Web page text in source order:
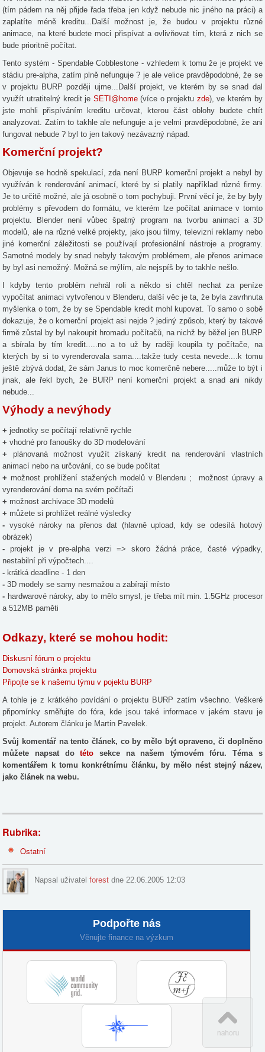
(tím pádem na něj přijde řada třeba jen když nebude nic jiného na práci) a
zaplatíte méně kreditu...Další možnost je, že budou v projektu různé
animace, na které budete moci přispívat a ovlivňovat tím, která z nich se
bude prioritně počítat.
Tento systém - Spendable Cobblestone - vzhledem k tomu že je projekt ve
stádiu pre-alpha, zatím plně nefunguje ? je ale velice pravděpodobné, že se
v projektu BURP později ujme...Další projekt, ve kterém by se snad dal
využít utratitelný kredit je SETI@home(více o projektu zde), ve kterém by
jste mohli přispíváním kreditu určovat, kterou část oblohy budete chtít
analyzovat. Zatím to takhle ale nefunguje a je velmi pravděpodobné, že ani
fungovat nebude ? byl to jen takový nezávazný nápad.
Komerční projekt?
Objevuje se hodně spekulací, zda není BURP komerční projekt a nebyl by
využíván k renderování animací, které by si platily například různé firmy.
Je to určitě možné, ale já osobně o tom pochybuji. První věcí je, že by byly
problémy s převodem do formátu, ve kterém lze počítat animace v tomto
projektu. Blender není vůbec špatný program na tvorbu animací a 3D
modelů, ale na různé velké projekty, jako jsou filmy, televizní reklamy nebo
jiné komerční záležitosti se používají profesionální nástroje a programy.
Samotné modely by snad nebyly takovým problémem, ale přenos animace
by byl asi nemožný. Možná se mýlím, ale nejspíš by to takhle nešlo.
I kdyby tento problém nehrál roli a někdo si chtěl nechat za peníze
vypočítat animaci vytvořenou v Blenderu, další věc je ta, že byla zavrhnuta
myšlenka o tom, že by se Spendable kredit mohl kupovat. To samo o sobě
dokazuje, že o komerční projekt asi nejde ? jediný způsob, který by takové
firmě zůstal by byl nakoupit hromadu počítačů, na nichž by běžel jen BURP
a sbírala by tím kredit.....no a to už by raději koupila ty počítače, na
kterých by si to vyrenderovala sama....takže tudy cesta nevede....k tomu
ještě zbývá dodat, že sám Janus to moc komerčně nebere.....může to být i
jinak, ale řekl bych, že BURP není komerční projekt a snad ani nikdy
nebude...
Výhody a nevýhody
+ jednotky se počítají relativně rychle
+ vhodné pro fanoušky do 3D modelování
+ plánovaná možnost využít získaný kredit na renderování vlastních
animací nebo na určování, co se bude počítat
+ možnost prohlížení stažených modelů v Blenderu ; možnost úpravy a
vyrenderování doma na svém počítači
+ možnost archivace 3D modelů
+ můžete si prohlížet reálné výsledky
- vysoké nároky na přenos dat (hlavně upload, kdy se odesílá hotový
obrázek)
- projekt je v pre-alpha verzi => skoro žádná práce, časté výpadky,
nestabilní při výpočtech....
- krátká deadline - 1 den
- 3D modely se samy nesmažou a zabírají místo
- hardwarové nároky, aby to mělo smysl, je třeba mít min. 1.5GHz procesor
a 512MB paměti
Odkazy, které se mohou hodit:
Diskusní fórum o projektu
Domovská stránka projektu
Připojte se k našemu týmu v pojektu BURP
A tohle je z krátkého povídání o projektu BURP zatím všechno. Veškeré
připomínky směřujte do fóra, kde jsou také informace v jakém stavu je
projekt. Autorem článku je Martin Pavelek.
Svůj komentář na tento článek, co by mělo být opraveno, či doplněno
můžete napsat dotéto sekce na našem týmovém fóru. Téma s
komentářem k tomu konkrétnímu článku, by mělo nést stejný název,
jako článek na webu.
Rubrika:
Ostatní
Napsal uživatelforest dne 22.06.2005 12:03
Podpořte nás
Věnujte finance na výzkum